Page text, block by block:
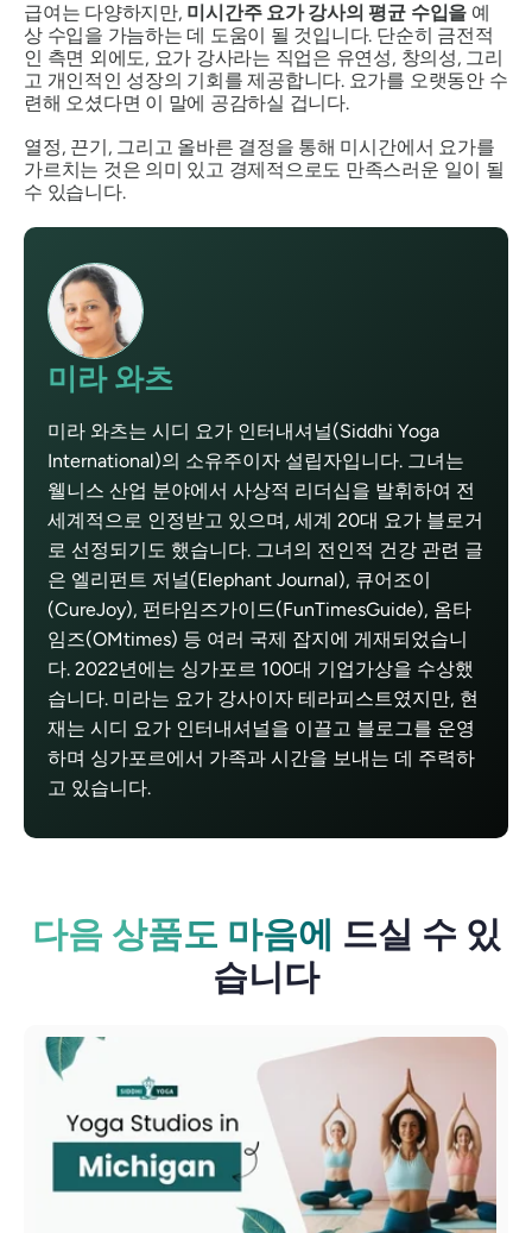
급여는 다양하지만, 미시간주 요가 강사의 평균 수입을 예
상 수입을 가늠하는 데 도움이 될 것입니다. 단순히 금전적
인 측면 외에도, 요가 강사라는 직업은 유연성, 창의성, 그리
고 개인적인 성장의 기회를 제공합니다. 요가를 오랫동안 수
련해 오셨다면 이 말에 공감하실 겁니다.
열정, 끈기, 그리고 올바른 결정을 통해 미시간에서 요가를
가르치는 것은 의미 있고 경제적으로도 만족스러운 일이 될
수 있습니다.
미라 와츠
미라 와츠는 시디 요가 인터내셔널(Siddhi Yoga
International)의 소유주이자 설립자입니다. 그녀는
웰니스 산업 분야에서 사상적 리더십을 발휘하여 전
세계적으로 인정받고 있으며, 세계 20대 요가 블로거
로 선정되기도 했습니다. 그녀의 전인적 건강 관련 글
은 엘리펀트 저널(Elephant Journal), 큐어조이
(CureJoy), 펀타임즈가이드(FunTimesGuide), 옴타
임즈(OMtimes) 등 여러 국제 잡지에 게재되었습니
다. 2022년에는 싱가포르 100대 기업가상을 수상했
습니다. 미라는 요가 강사이자 테라피스트였지만, 현
재는 시디 요가 인터내셔널을 이끌고 블로그를 운영
하며 싱가포르에서 가족과 시간을 보내는 데 주력하
고 있습니다.
다음 상품도 마음에 드실 수 있
습니다